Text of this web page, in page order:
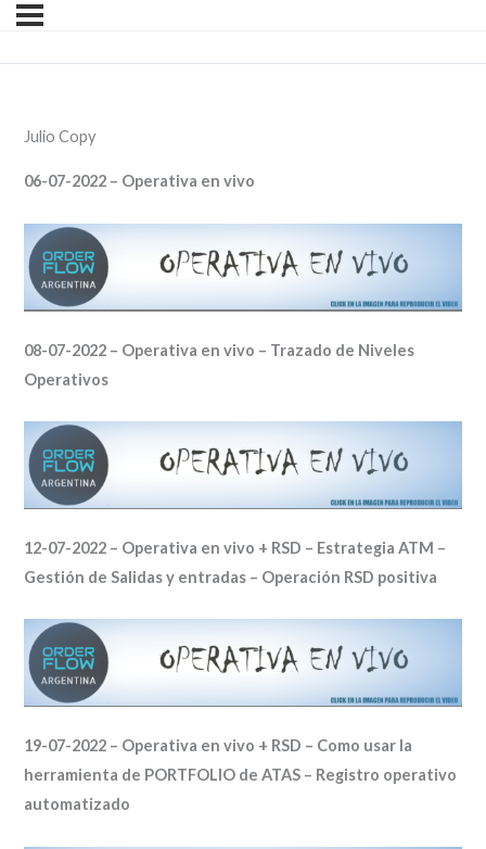
Julio Copy
06-07-2022 – Operativa en vivo
08-07-2022 – Operativa en vivo – Trazado de Niveles
Operativos
12-07-2022 – Operativa en vivo + RSD – Estrategia ATM –
Gestión de Salidas y entradas – Operación RSD positiva
19-07-2022 – Operativa en vivo + RSD – Como usar la
herramienta de PORTFOLIO de ATAS – Registro operativo
automatizado